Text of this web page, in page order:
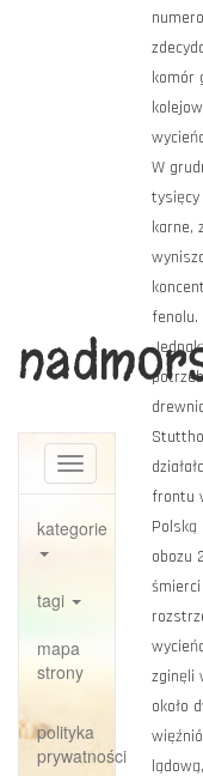
Toggle
navigation
kategorie
tagi
mapa
strony
polityka
prywatności
komór
W
tysięcy
karne,
frontu
Polską
obozu
zginęli
około